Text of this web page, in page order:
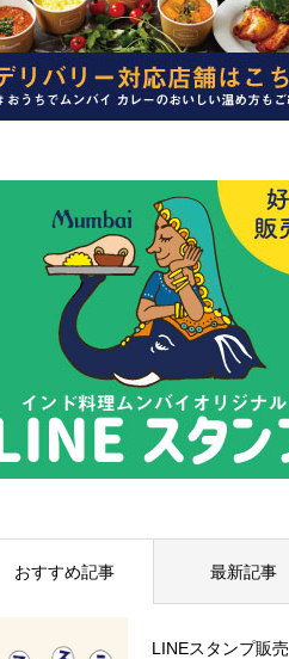
おすすめ記事 最新記事
LINEスタンプ販売